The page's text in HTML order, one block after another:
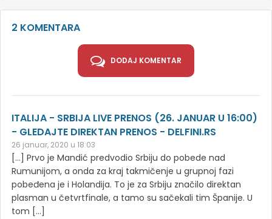
2 KOMENTARA
DODAJ KOMENTAR
ITALIJA - SRBIJA LIVE PRENOS (26. JANUAR U 16:00)
- GLEDAJTE DIREKTAN PRENOS - DELFINI.RS
26 januar, 2020 u 18:03
[…] Prvo je Mandić predvodio Srbiju do pobede nad
Rumunijom, a onda za kraj takmičenje u grupnoj fazi
pobeđena je i Holandija. To je za Srbiju značilo direktan
plasman u četvrtfinale, a tamo su sačekali tim Španije. U
tom […]